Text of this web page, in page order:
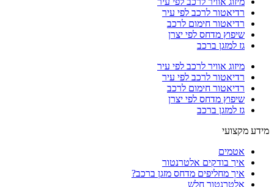
רדיאטור לרכב לפי עיר
רדיאטור חימום לרכב
שיפוץ מדחס לפי יצרן
גז למזגן ברכב
מיזוג אוויר לרכב לפי עיר
רדיאטור לרכב לפי עיר
רדיאטור חימום לרכב
שיפוץ מדחס לפי יצרן
גז למזגן ברכב
מידע מקצועי
אטמים
איך בודקים אלטרנטור
איך מחליפים מדחס מזגן ברכב?
אלטרנטור חלש